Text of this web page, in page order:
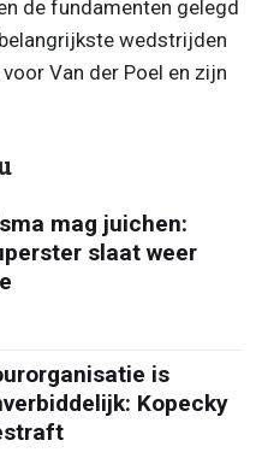
de fundamenten gelegd
wedstrijden
Van der Poel en zijn
mag juichen:
slaat weer
is
Kopecky